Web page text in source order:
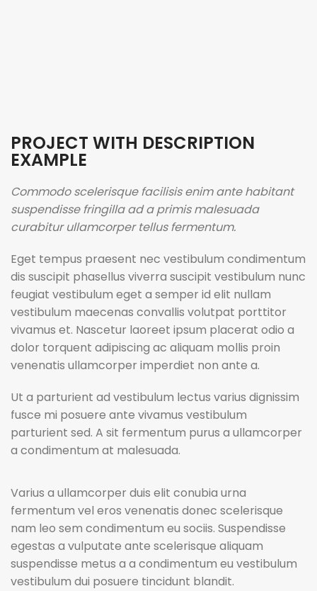
PROJECT WITH DESCRIPTION
EXAMPLE
Commodo scelerisque facilisis enim ante habitant
suspendisse fringilla ad a primis malesuada
curabitur ullamcorper tellus fermentum.
Eget tempus praesent nec vestibulum condimentum
dis suscipit phasellus viverra suscipit vestibulum nunc
feugiat vestibulum eget a semper id elit nullam
vestibulum maecenas convallis volutpat porttitor
vivamus et. Nascetur laoreet ipsum placerat odio a
dolor torquent adipiscing ac aliquam mollis proin
venenatis ullamcorper imperdiet non ante a.
Ut a parturient ad vestibulum lectus varius dignissim
fusce mi posuere ante vivamus vestibulum
parturient sed. A sit fermentum purus a ullamcorper
a condimentum at malesuada.
Varius a ullamcorper duis elit conubia urna
fermentum vel eros venenatis donec scelerisque
nam leo sem condimentum eu sociis. Suspendisse
egestas a vulputate ante scelerisque aliquam
suspendisse metus a a condimentum eu vestibulum
vestibulum dui posuere tincidunt blandit.